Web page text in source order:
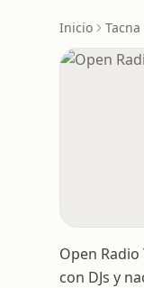
Inicio Tacna
Open
con DJs y